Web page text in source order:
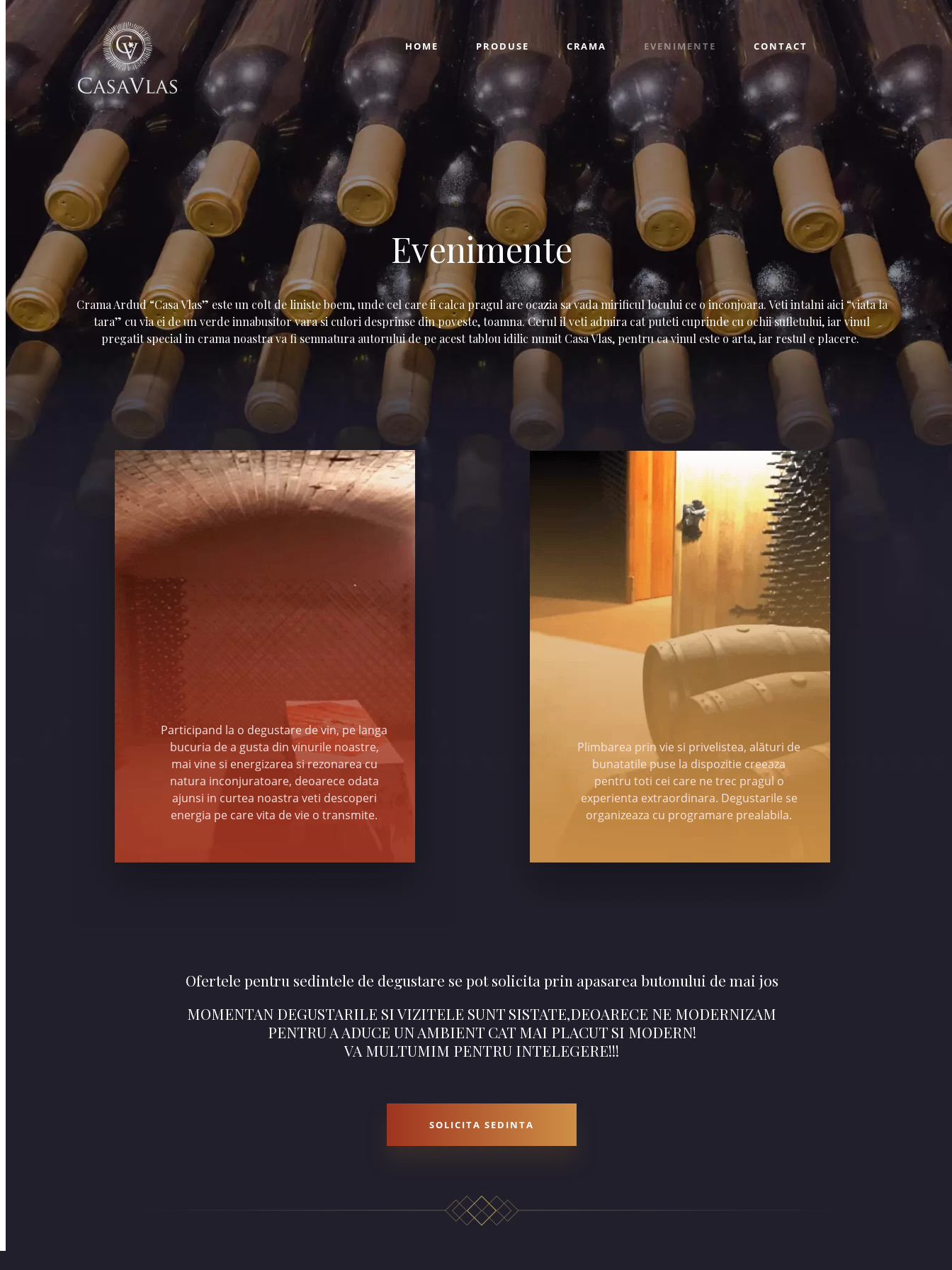
HOME PRODUSE CRAMA EVENIMENTE CONTACT
Evenimente
Crama Ardud “Casa Vlas” este un colt de liniste boem, unde cel care ii calca pragul are ocazia sa vada mirificul locului ce o inconjoara. Veti intalni aici “viata la
tara” cu via ei de un verde innabusitor vara si culori desprinse din poveste, toamna. Cerul il veti admira cat puteti cuprinde cu ochii sufletului, iar vinul
pregatit special in crama noastra va fi semnatura autorului de pe acest tablou idilic numit Casa Vlas, pentru ca vinul este o arta, iar restul e placere.
Participand la o degustare de vin, pe langa
bucuria de a gusta din vinurile noastre,
mai vine si energizarea si rezonarea cu
natura inconjuratoare, deoarece odata
ajunsi in curtea noastra veti descoperi
energia pe care vita de vie o transmite.
Plimbarea prin vie si privelistea, alături de
bunatatile puse la dispozitie creeaza
pentru toti cei care ne trec pragul o
experienta extraordinara. Degustarile se
organizeaza cu programare prealabila.
Ofertele pentru sedintele de degustare se pot solicita prin apasarea butonului de mai jos
MOMENTAN DEGUSTARILE SI VIZITELE SUNT SISTATE,DEOARECE NE MODERNIZAM
PENTRU A ADUCE UN AMBIENT CAT MAI PLACUT SI MODERN!
VA MULTUMIM PENTRU INTELEGERE!!!
SOLICITA SEDINTA